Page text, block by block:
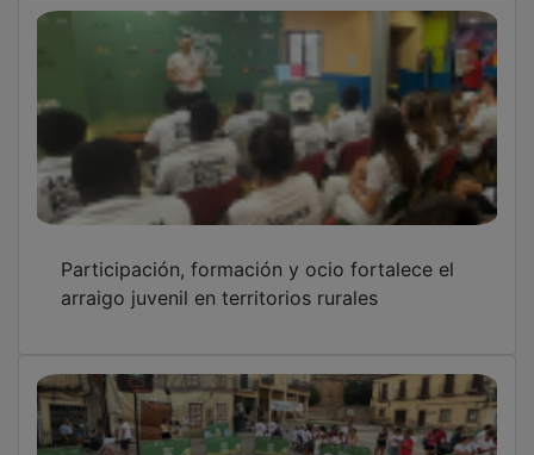
arraigo juvenil en territorios rurales